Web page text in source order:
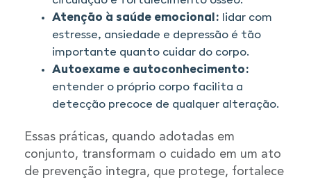
Atenção à saúde emocional: lidar com
estresse, ansiedade e depressão é tão
importante quanto cuidar do corpo.
Autoexame e autoconhecimento:
entender o próprio corpo facilita a
detecção precoce de qualquer alteração.
Essas práticas, quando adotadas em
conjunto, transformam o cuidado em um ato
de prevenção integra, que protege, fortalece